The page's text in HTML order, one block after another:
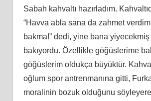
Sabah kahvaltı hazırladım.
“Havva abla sana da zahmet
bakma!” dedi, yine bana
bakıyordu. Özellikle göğüslerime
göğüslerim oldukça büyüktür.
oğlum spor antrenmanına gitti,
moralinin bozuk olduğunu